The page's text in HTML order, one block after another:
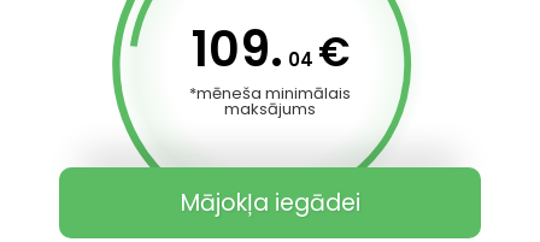
109. 04 €
*mēneša minimālais
maksājums
Mājokļa iegādei